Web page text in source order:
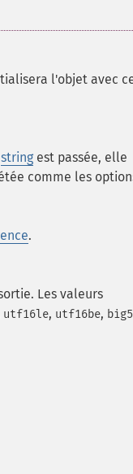
l'objet avec
string est passée, elle
comme les
.
Les valeurs
utf16le, utf16be, big5